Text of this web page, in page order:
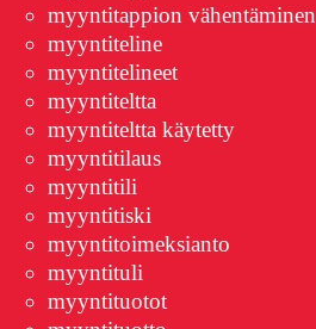
myyntitappion vähentäminen
myyntiteline
myyntitelineet
myyntiteltta
myyntiteltta käytetty
myyntitilaus
myyntitili
myyntitiski
myyntitoimeksianto
myyntituli
myyntituotot